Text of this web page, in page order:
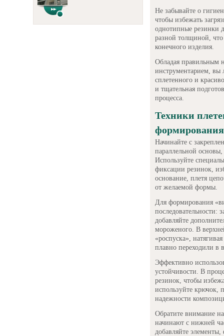
Не забывайте о
чтобы избежать
однотипные резинки
разной толщиной, что
конечного изделия.
Обладая правильным
инструментарием, вы
сплетенного и
и тщательная
процесса.
Техники
Начинайте с
параллельной
Используйте
фиксации резинок,
основание, плетя
от желаемой формы.
Для формирования
последовательности:
добавляйте
мороженого. В
«роспуска»,
плавно переходили в
Эффективно
устойчивости. В
резинок, чтобы
используйте крючок,
надежности
Обратите внимание
начинают с нижней
добавляйте